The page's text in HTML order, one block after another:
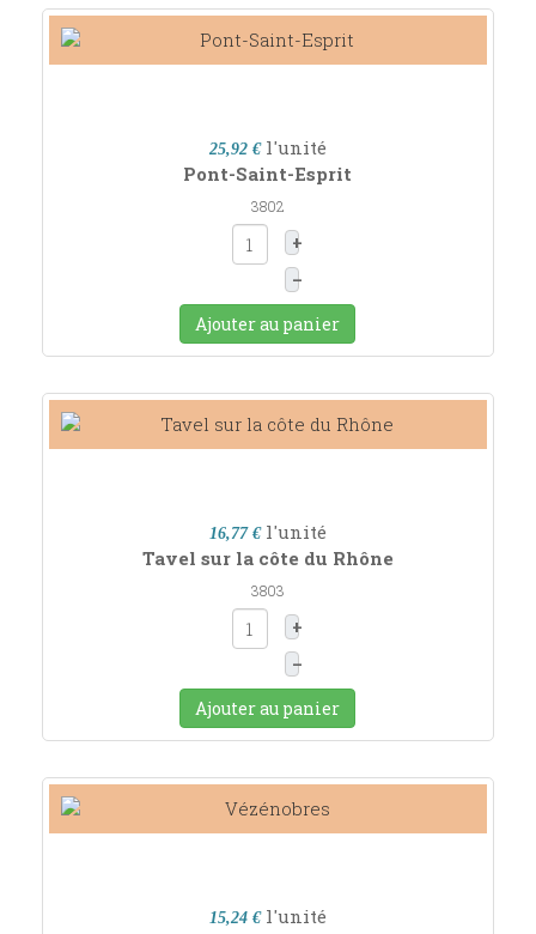
25,92 € l'unité
Pont-Saint-Esprit
3802
+
–
Ajouter au panier
16,77 € l'unité
Tavel sur la côte du Rhône
3803
+
–
Ajouter au panier
15,24 € l'unité